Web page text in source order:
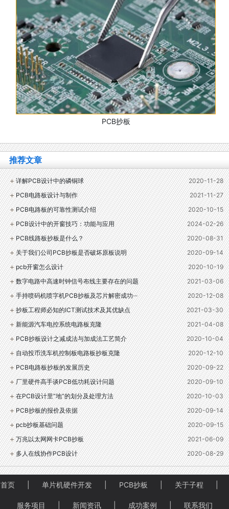
PCB抄板
推荐文章
详解PCB设计中的磷铜球
2020-11-28
PCB电路板设计与制作
2021-11-27
PCB电路板的可靠性测试介绍
2020-10-15
PCB设计中的开窗技巧：功能与应用
2024-02-26
PCB线路板抄板是什么？
2020-08-31
关于我们公司PCB抄板是否破坏原板说明
2020-09-14
pcb开窗怎么设计
2020-10-19
数字电路中高速时钟信号布线主要存在的问题
2021-03-06
手持喷码机喷字机PCB抄板及芯片解密成功···
2020-12-08
抄板工程师必知的ICT测试技术及其优缺点
2021-03-30
新能源汽车电控系统电路板克隆
2021-04-08
PCB抄板设计之减成法与加成法工艺简介
2020-10-04
自动投币洗车机控制板电路板抄板克隆
2020-12-10
PCB电路板抄板的发展历史
2020-09-22
厂里硬件高手谈PCB低功耗设计问题
2020-09-10
在PCB设计里“地”的划分及处理方法
2020-10-03
PCB抄板的报价及依据
2020-09-14
pcb抄板基础问题
2020-09-15
万兆以太网网卡PCB抄板
2021-06-09
多人在线协作PCB设计
2020-08-29
首页 单片机硬件开发 PCB抄板 关于子程
服务项目 新闻资讯 成功案例 联系我们